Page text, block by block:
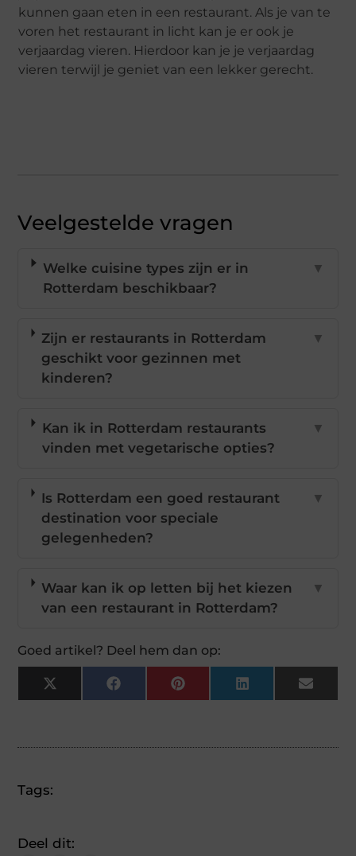
kunnen gaan eten in een restaurant. Als je van te
voren het restaurant in licht kan je er ook je
verjaardag vieren. Hierdoor kan je je verjaardag
vieren terwijl je geniet van een lekker gerecht.
Veelgestelde vragen
Welke cuisine types zijn er in
Rotterdam beschikbaar?
▼
Zijn er restaurants in Rotterdam
geschikt voor gezinnen met
kinderen?
▼
Kan ik in Rotterdam restaurants
vinden met vegetarische opties?
▼
Is Rotterdam een goed restaurant
destination voor speciale
gelegenheden?
▼
Waar kan ik op letten bij het kiezen
van een restaurant in Rotterdam?
▼
Goed artikel? Deel hem dan op:
X
(Twitter)
FacebookPinterestLinkedInEmail
Tags:
Deel dit: